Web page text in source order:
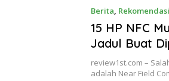
Berita, Rekomendasi
15 HP NFC
Jadul Buat
review1st.com –
adalah Near Field